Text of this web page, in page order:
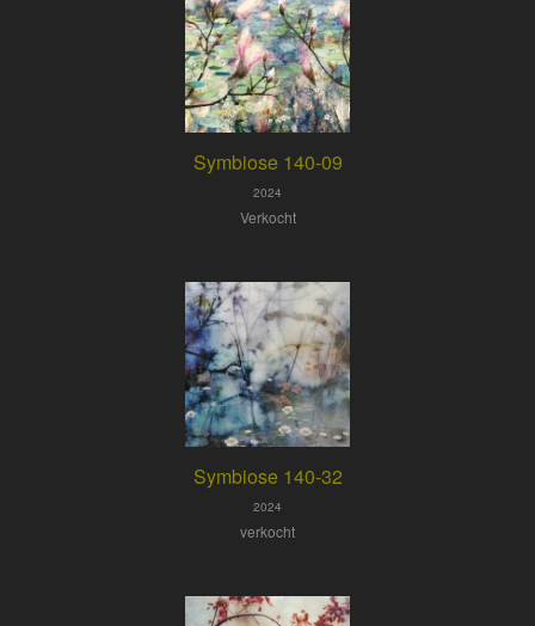
Symbiose 140-09
2024
Verkocht
Symbiose 140-32
2024
verkocht